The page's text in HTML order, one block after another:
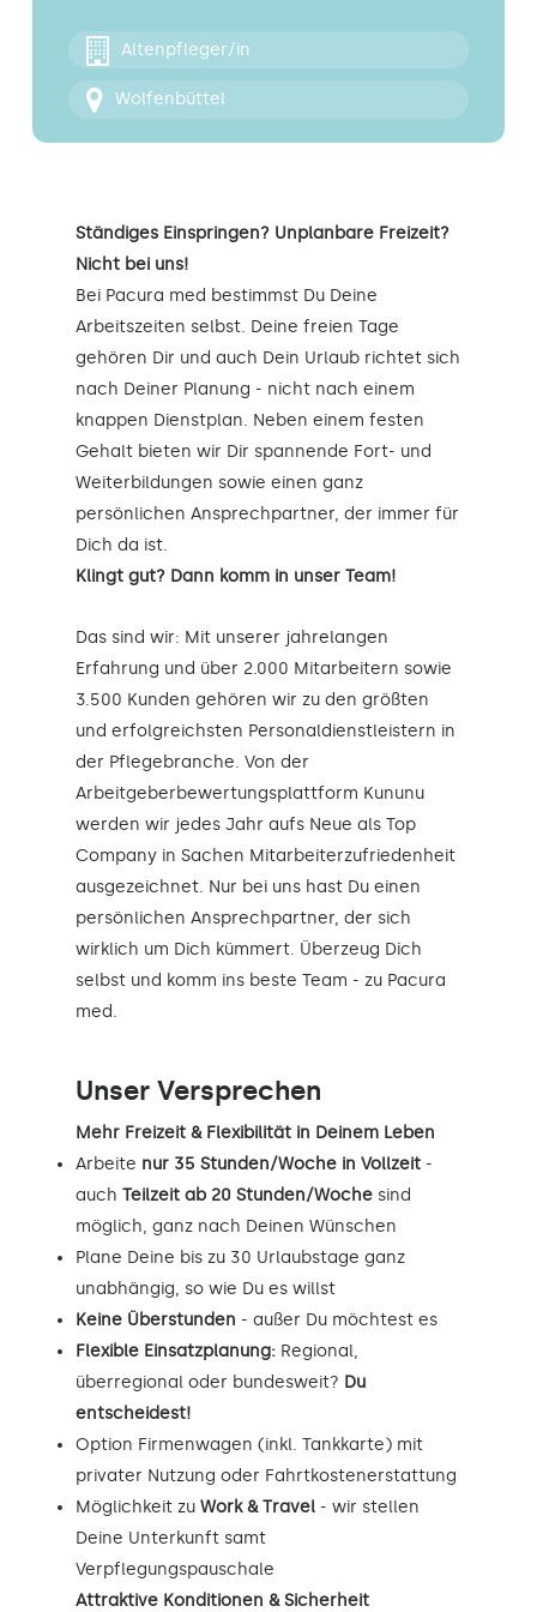
Altenpfleger/in
Wolfenbüttel
Ständiges Einspringen? Unplanbare Freizeit?
Nicht bei uns!
Bei Pacura med bestimmst Du Deine
Arbeitszeiten selbst. Deine freien Tage
gehören Dir und auch Dein Urlaub richtet sich
nach Deiner Planung - nicht nach einem
knappen Dienstplan. Neben einem festen
Gehalt bieten wir Dir spannende Fort- und
Weiterbildungen sowie einen ganz
persönlichen Ansprechpartner, der immer für
Dich da ist.
Klingt gut? Dann komm in unser Team!
Das sind wir: Mit unserer jahrelangen
Erfahrung und über 2.000 Mitarbeitern sowie
3.500 Kunden gehören wir zu den größten
und erfolgreichsten Personaldienstleistern in
der Pflegebranche. Von der
Arbeitgeberbewertungsplattform Kununu
werden wir jedes Jahr aufs Neue als Top
Company in Sachen Mitarbeiterzufriedenheit
ausgezeichnet. Nur bei uns hast Du einen
persönlichen Ansprechpartner, der sich
wirklich um Dich kümmert. Überzeug Dich
selbst und komm ins beste Team - zu Pacura
med.
Unser Versprechen
Mehr Freizeit & Flexibilität in Deinem Leben
Arbeite nur 35 Stunden/Woche in Vollzeit -
auch Teilzeit ab 20 Stunden/Woche sind
möglich, ganz nach Deinen Wünschen
Plane Deine bis zu 30 Urlaubstage ganz
unabhängig, so wie Du es willst
Keine Überstunden - außer Du möchtest es
Flexible Einsatzplanung: Regional,
überregional oder bundesweit? Du
entscheidest!
Option Firmenwagen (inkl. Tankkarte) mit
privater Nutzung oder Fahrtkostenerstattung
Möglichkeit zu Work & Travel - wir stellen
Deine Unterkunft samt
Verpflegungspauschale
Attraktive Konditionen & Sicherheit